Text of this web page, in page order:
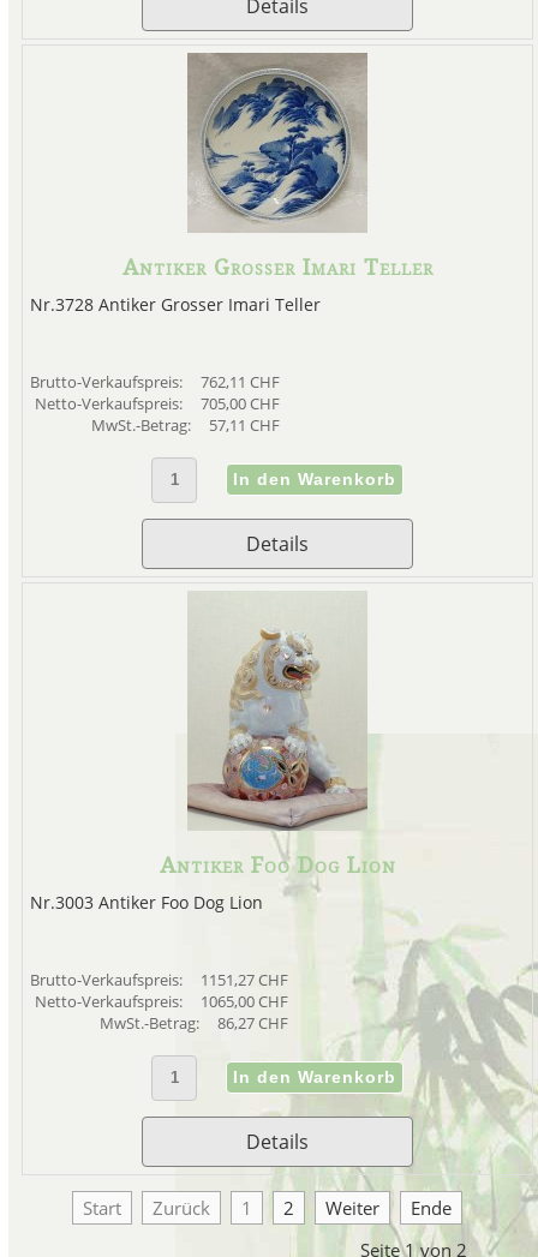
Details
Antiker Grosser Imari Teller
Nr.3728 Antiker Grosser Imari Teller
Brutto-Verkaufspreis:
762,11 CHF
Netto-Verkaufspreis:
705,00 CHF
MwSt.-Betrag:
57,11 CHF
Details
Antiker Foo Dog Lion
Nr.3003 Antiker Foo Dog Lion
Brutto-Verkaufspreis:
1151,27 CHF
Netto-Verkaufspreis:
1065,00 CHF
MwSt.-Betrag:
86,27 CHF
Details
Start Zurück 1 2 Weiter
Ende
Seite 1 von 2